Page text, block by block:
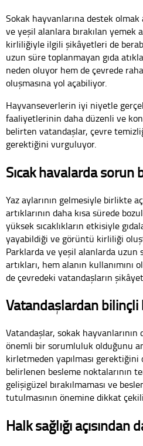
Sokak hayvanlarına destek olmak
ve yeşil alanlara bırakılan yemek
kirliliğiyle ilgili şikâyetleri de
uzun süre toplanmayan gıda
neden oluyor hem de çevrede
oluşmasına yol açabiliyor.
Hayvanseverlerin iyi niyetle
faaliyetlerinin daha düzenli ve
belirten vatandaşlar, çevre
gerektiğini vurguluyor.
Sıcak havalarda sorun
Yaz aylarının gelmesiyle birlikte
artıklarının daha kısa sürede
yüksek sıcaklıkların etkisiyle
yayabildiği ve görüntü kirliliği
Parklarda ve yeşil alanlarda uzun
artıkları, hem alanın
de çevredeki vatandaşların
Vatandaşlardan bilinçli
Vatandaşlar, sokak
önemli bir sorumluluk olduğunu
kirletmeden yapılması
belirlenen besleme noktalarının
gelişigüzel bırakılmaması ve
tutulmasının önemine dikkat
Halk sağlığı açısından